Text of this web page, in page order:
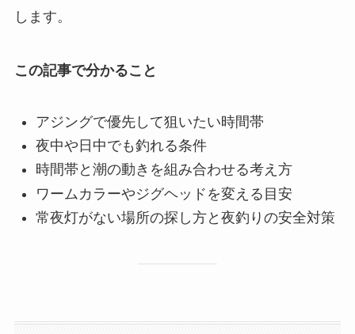
します。
この記事で分かること
アジングで優先して狙いたい時間帯
夜中や日中でも釣れる条件
時間帯と潮の動きを組み合わせる考え方
ワームカラーやジグヘッドを変える目安
常夜灯がない場所の探し方と夜釣りの安全対策